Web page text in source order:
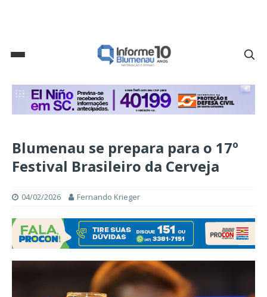
Blumenau se prepara para o 17º
Festival Brasileiro da Cerveja
04/02/2026 Fernando Krieger